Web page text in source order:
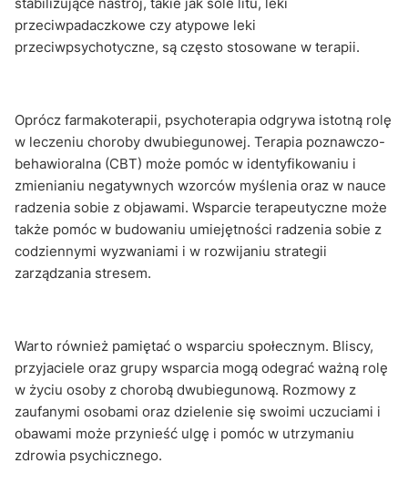
przeciwpadaczkowe czy atypowe leki
przeciwpsychotyczne, są często stosowane w terapii.
Oprócz farmakoterapii, psychoterapia odgrywa istotną rolę
w leczeniu choroby dwubiegunowej. Terapia poznawczo-
behawioralna (CBT) może pomóc w identyfikowaniu i
zmienianiu negatywnych wzorców myślenia oraz w nauce
radzenia sobie z objawami. Wsparcie terapeutyczne może
także pomóc w budowaniu umiejętności radzenia sobie z
codziennymi wyzwaniami i w rozwijaniu strategii
zarządzania stresem.
Warto również pamiętać o wsparciu społecznym. Bliscy,
przyjaciele oraz grupy wsparcia mogą odegrać ważną rolę
w życiu osoby z chorobą dwubiegunową. Rozmowy z
zaufanymi osobami oraz dzielenie się swoimi uczuciami i
obawami może przynieść ulgę i pomóc w utrzymaniu
zdrowia psychicznego.